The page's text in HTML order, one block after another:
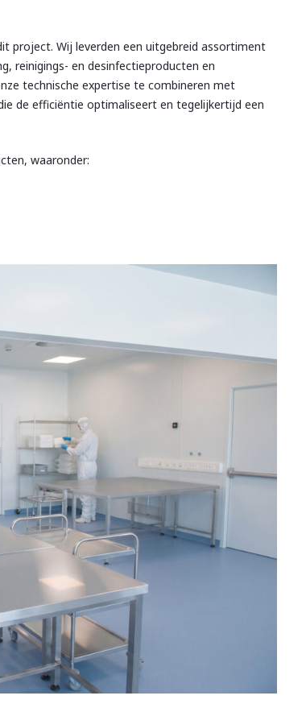
project. Wij leverden een uitgebreid assortiment
reinigings- en desinfectieproducten en
technische expertise te combineren met
de efficiëntie optimaliseert en tegelijkertijd een
waaronder: